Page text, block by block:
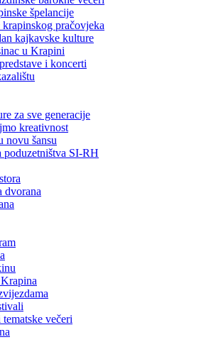
špelancije
pračovjeka
kajkavske kulture
u Krapini
i koncerti
za sve generacije
kreativnost
novu šansu
poduzetništva SI-RH
dvorana
večeri